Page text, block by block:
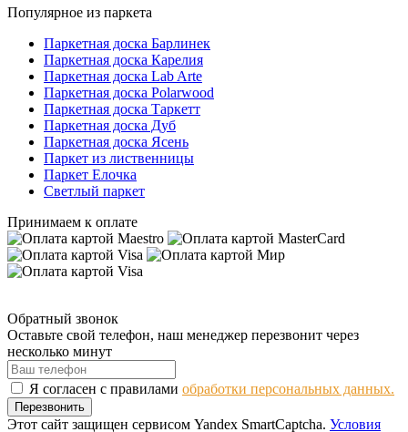
Популярное из паркета
Паркетная доска Барлинек
Паркетная доска Карелия
Паркетная доска Lab Arte
Паркетная доска Polarwood
Паркетная доска Таркетт
Паркетная доска Дуб
Паркетная доска Ясень
Паркет из лиственницы
Паркет Елочка
Светлый паркет
Принимаем к оплате
Обратный звонок
Оставьте свой телефон, наш менеджер перезвонит через
несколько минут
Я согласен с правилами обработки персональных данных.
Перезвонить
Этот сайт защищен сервисом Yandex SmartCaptcha. Условия